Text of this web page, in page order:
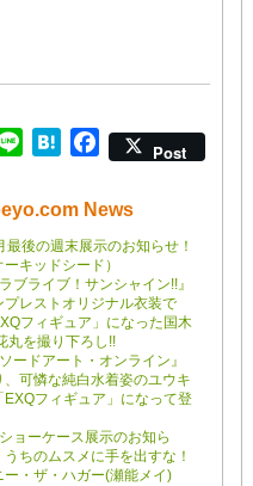
Line HatenaFacebook
Post
News
最後の週末展示のお知らせ！
ーキッドシード）
ラブライブ！サンシャイン!!』
プレストオリジナル衣装で
フィギュア」になった国木
丸を撮り下ろし!!
ソードアート・オンライン』
、可憐な純白水着姿のユウキ
EXQフィギュア」になって登
ショーケース展示のお知ら
うちのムスメに手を出すな！
ー・ザ・ハガー(瀬能メイ)